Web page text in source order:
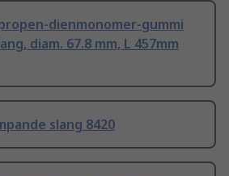
dienmonomer-gummi
diam. 67.8 mm, L 457mm
slang 8420